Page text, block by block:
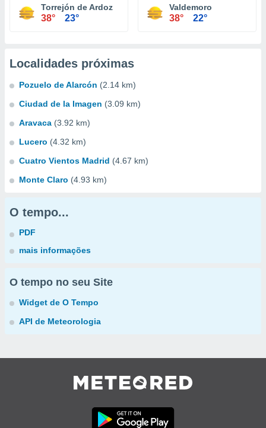
Torrejón de Ardoz
38° 23°
Valdemoro
38° 22°
Localidades próximas
Pozuelo de Alarcón (2.14 km)
Ciudad de la Imagen (3.09 km)
Aravaca (3.92 km)
Lucero (4.32 km)
Cuatro Vientos Madrid (4.67 km)
Monte Claro (4.93 km)
O tempo...
PDF
mais informações
O tempo no seu Site
Widget de O Tempo
API de Meteorologia